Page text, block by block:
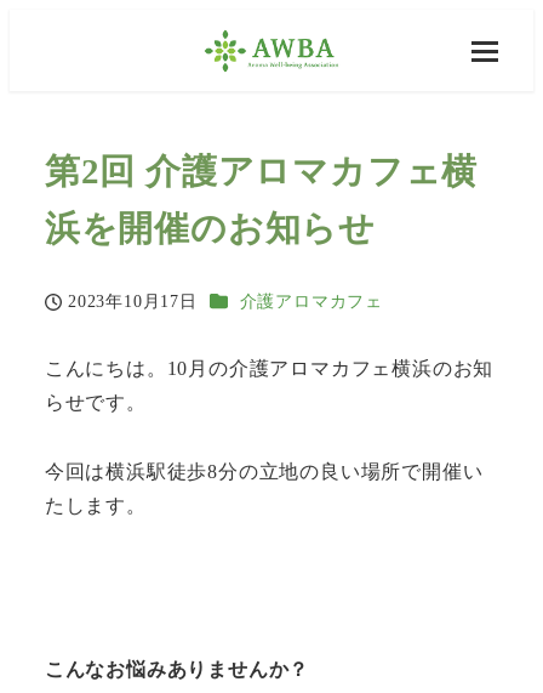
第2回 介護アロマカフェ横
浜を開催のお知らせ
投稿日
2023年10月17日 カテゴリー
介護アロマカフェ
こんにちは。10月の介護アロマカフェ横浜のお知
らせです。
今回は横浜駅徒歩8分の立地の良い場所で開催い
たします。
こんなお悩みありませんか？